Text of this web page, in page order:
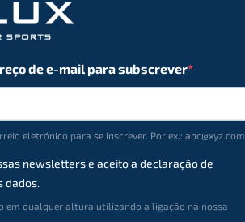
de e-mail para subscrever
eletrónico para se inscrever. Por ex.: abc@xyz.com
newsletters e aceito a declaração de
dados.
em qualquer altura utilizando a ligação na nossa